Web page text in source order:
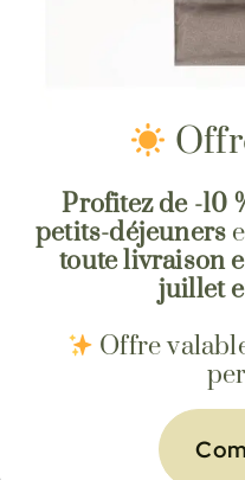
Profitez de -10
petits-déjeuners
toute livraison
juillet
Offre